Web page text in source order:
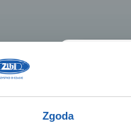
Zgoda